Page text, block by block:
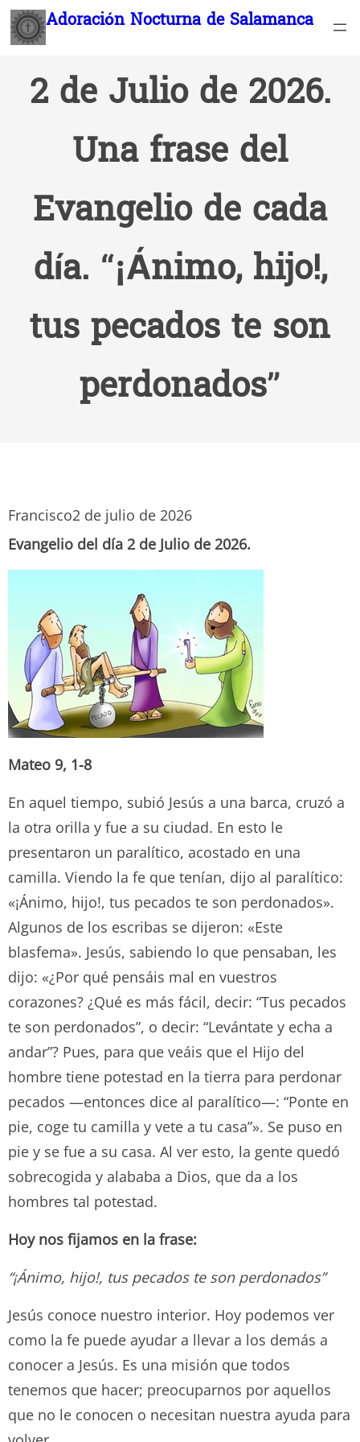
Saltar Adoración Nocturna de Salamanca
2 de Julio de 2026.
Una frase del
Evangelio de cada
día. “¡Ánimo, hijo!,
tus pecados te son
perdonados”
Francisco2 de julio de 2026
Evangelio del día 2 de Julio de 2026.
Mateo 9, 1-8
En aquel tiempo, subió Jesús a una barca, cruzó a
la otra orilla y fue a su ciudad. En esto le
presentaron un paralítico, acostado en una
camilla. Viendo la fe que tenían, dijo al paralítico:
«¡Ánimo, hijo!, tus pecados te son perdonados».
Algunos de los escribas se dijeron: «Este
blasfema». Jesús, sabiendo lo que pensaban, les
dijo: «¿Por qué pensáis mal en vuestros
corazones? ¿Qué es más fácil, decir: “Tus pecados
te son perdonados”, o decir: “Levántate y echa a
andar”? Pues, para que veáis que el Hijo del
hombre tiene potestad en la tierra para perdonar
pecados —entonces dice al paralítico—: “Ponte en
pie, coge tu camilla y vete a tu casa”». Se puso en
pie y se fue a su casa. Al ver esto, la gente quedó
sobrecogida y alababa a Dios, que da a los
hombres tal potestad.
Hoy nos fijamos en la frase:
“¡Ánimo, hijo!, tus pecados te son perdonados”
Jesús conoce nuestro interior. Hoy podemos ver
como la fe puede ayudar a llevar a los demás a
conocer a Jesús. Es una misión que todos
tenemos que hacer; preocuparnos por aquellos
que no le conocen o necesitan nuestra ayuda para